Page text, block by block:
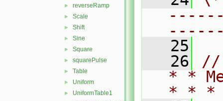
► reverseRamp
► Scale
► Shift
► Sine
► Square
► squarePulse
► Table
► Uniform
► UniformTable1
   25
   26
//
* *
* *